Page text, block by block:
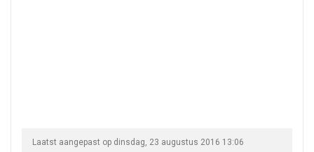
Laatst aangepast op dinsdag, 23 augustus 2016 13:06